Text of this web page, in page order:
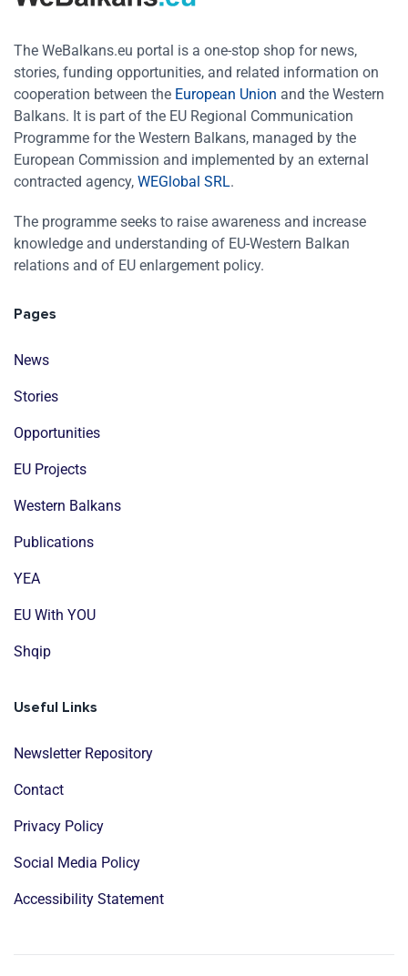
The WeBalkans.eu portal is a one-stop shop for news,
stories, funding opportunities, and related information on
cooperation between the European Union and the Western
Balkans. It is part of the EU Regional Communication
Programme for the Western Balkans, managed by the
European Commission and implemented by an external
contracted agency, WEGlobal SRL.
The programme seeks to raise awareness and increase
knowledge and understanding of EU-Western Balkan
relations and of EU enlargement policy.
Pages
News
Stories
Opportunities
EU Projects
Western Balkans
Publications
YEA
EU With YOU
Shqip
Useful Links
Newsletter Repository
Contact
Privacy Policy
Social Media Policy
Accessibility Statement